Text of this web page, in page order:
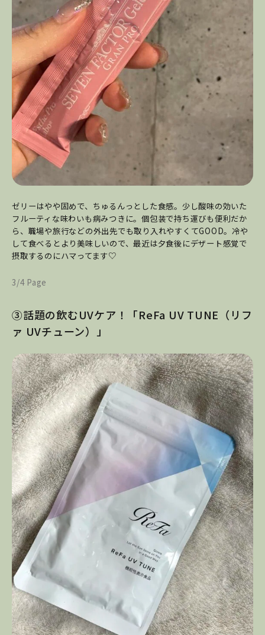
ゼリーはやや固めで、ちゅるんっとした食感。少し酸味の効いた
フルーティな味わいも病みつきに。個包装で持ち運びも便利だか
ら、職場や旅行などの外出先でも取り入れやすくてGOOD。冷や
して食べるとより美味しいので、最近は夕食後にデザート感覚で
摂取するのにハマってます♡
3/4 Page
③話題の飲むUVケア！「ReFa UV TUNE（リフ
ァ UVチューン）」